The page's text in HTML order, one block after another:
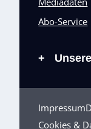
Abo-Service
+
Impressum
Cookies &